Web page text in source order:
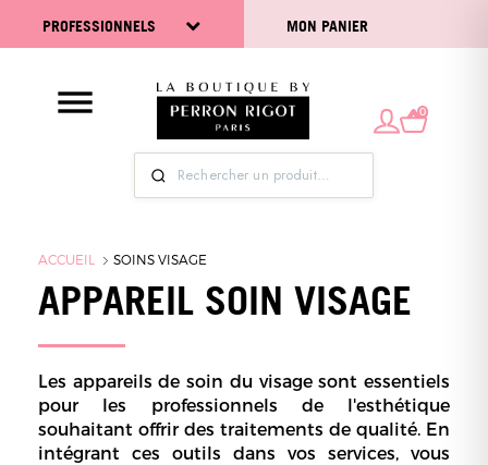
PROFESSIONNELS MON PANIER
0
ACCUEIL SOINS VISAGE
APPAREIL SOIN VISAGE
Les appareils de soin du visage sont essentiels
pour les professionnels de l'esthétique
souhaitant offrir des traitements de qualité. En
intégrant ces outils dans vos services, vous